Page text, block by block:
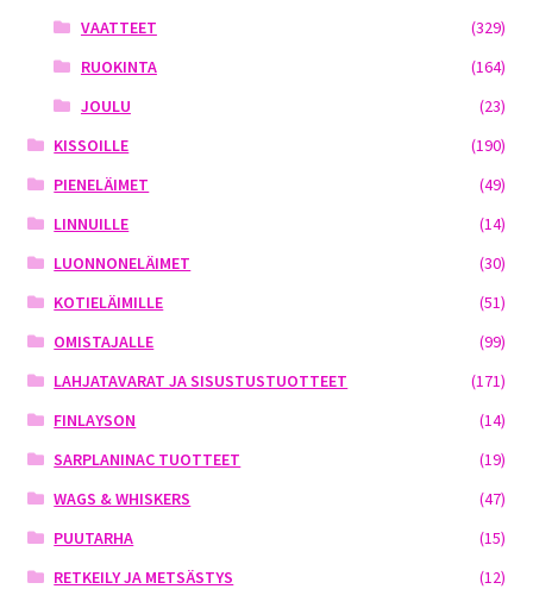
VAATTEET
(329)
RUOKINTA
(164)
JOULU
(23)
KISSOILLE
(190)
PIENELÄIMET
(49)
LINNUILLE
(14)
LUONNONELÄIMET
(30)
KOTIELÄIMILLE
(51)
OMISTAJALLE
(99)
LAHJATAVARAT JA SISUSTUSTUOTTEET
(171)
FINLAYSON
(14)
SARPLANINAC TUOTTEET
(19)
WAGS & WHISKERS
(47)
PUUTARHA
(15)
RETKEILY JA METSÄSTYS
(12)